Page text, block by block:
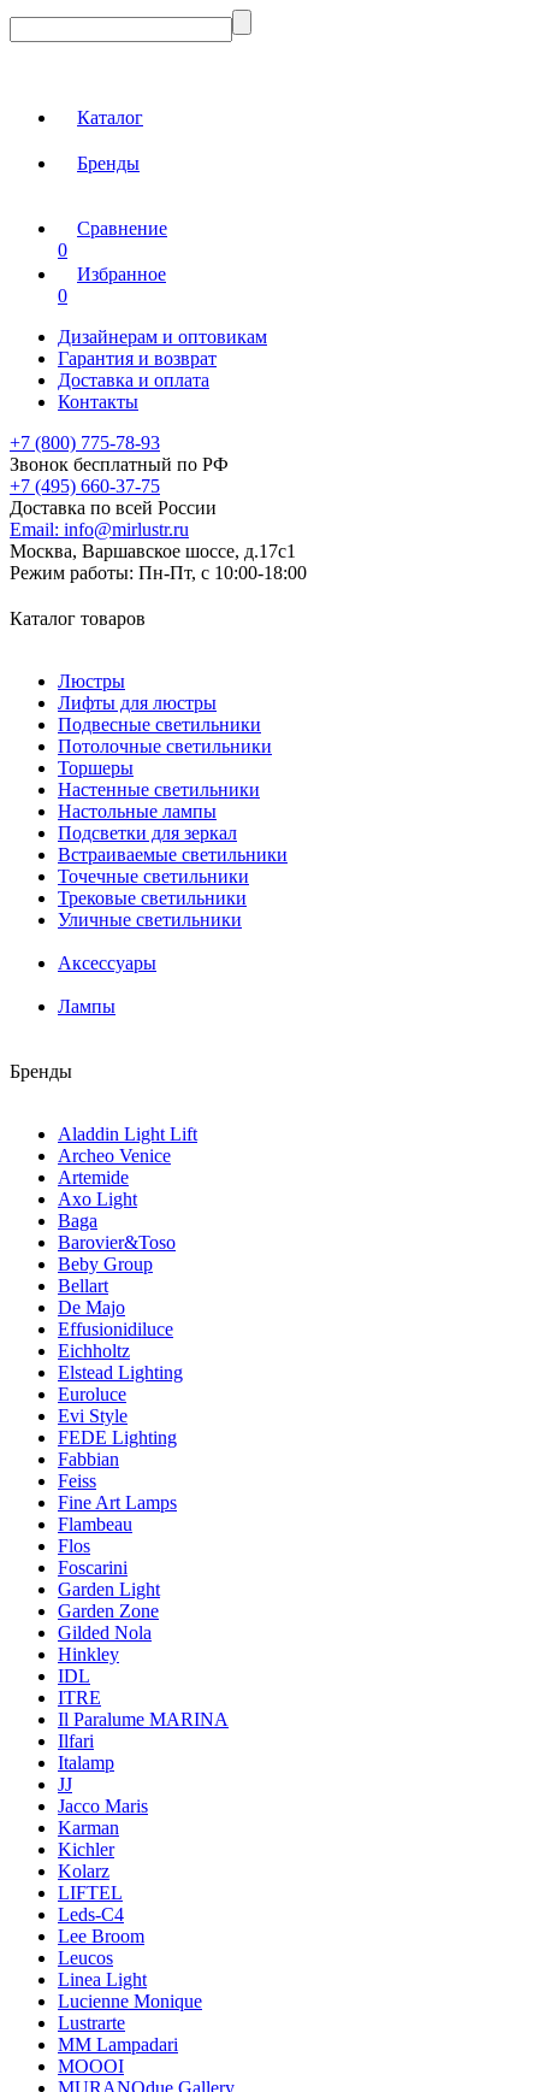
Каталог
Бренды
Сравнение
0
Избранное
0
Дизайнерам и оптовикам
Гарантия и возврат
Доставка и оплата
Контакты
+7 (800) 775-78-93
Звонок бесплатный по РФ
+7 (495) 660-37-75
Доставка по всей России
Email: info@mirlustr.ru
Москва, Варшавское шоссе, д.17c1
Режим работы: Пн-Пт, с 10:00-18:00
Каталог товаров
Люстры
Лифты для люстры
Подвесные светильники
Потолочные светильники
Торшеры
Настенные светильники
Настольные лампы
Подсветки для зеркал
Встраиваемые светильники
Точечные светильники
Трековые светильники
Уличные светильники
Аксессуары
Лампы
Бренды
Aladdin Light Lift
Archeo Venice
Artemide
Axo Light
Baga
Barovier&Toso
Beby Group
Bellart
De Majo
Effusionidiluce
Eichholtz
Elstead Lighting
Euroluce
Evi Style
FEDE Lighting
Fabbian
Feiss
Fine Art Lamps
Flambeau
Flos
Foscarini
Garden Light
Garden Zone
Gilded Nola
Hinkley
IDL
ITRE
Il Paralume MARINA
Ilfari
Italamp
JJ
Jacco Maris
Karman
Kichler
Kolarz
LIFTEL
Leds-C4
Lee Broom
Leucos
Linea Light
Lucienne Monique
Lustrarte
MM Lampadari
MOOOI
MURANOdue Gallery